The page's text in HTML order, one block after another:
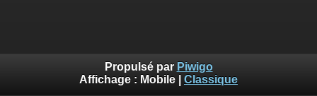
Propulsé par Piwigo
Affichage : Mobile Classique